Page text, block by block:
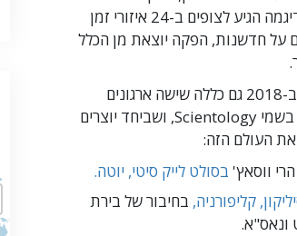
שיצר שינוי בפרדיגמה הגיע לצופים ב-24 איזורי זמן
24 פרסים על חדשנות, הפקה יוצאת מן הכלל
התרחבות הדת ב-2018 גם כללה שישה ארגונים
חדשים שהופיעו בשמי Scientology, ושביחד יוצרים
העולם הזה:
בסולט לייק סיטי, יוטה.
קליפורניה, בחיבור של בירת
ונאס"א.